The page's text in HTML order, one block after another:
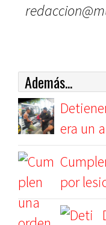
Además...
era un
por